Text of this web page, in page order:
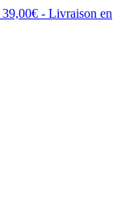
39,00€ - Livraison en